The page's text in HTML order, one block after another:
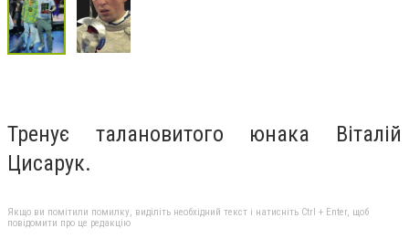
Тренує талановитого юнака Віталій
Цисарук.
Якщо ви помітили помилку, виділіть необхідний текст і натисніть Ctrl + Enter, щоб
повідомити про це редакцію